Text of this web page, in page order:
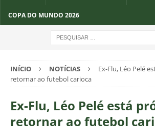
COPA DO MUNDO 2026
INÍCIO NOTÍCIAS
Ex-Flu, Léo Pelé
retornar ao futebol carioca
Ex-Flu, Léo Pelé está
retornar ao futebol